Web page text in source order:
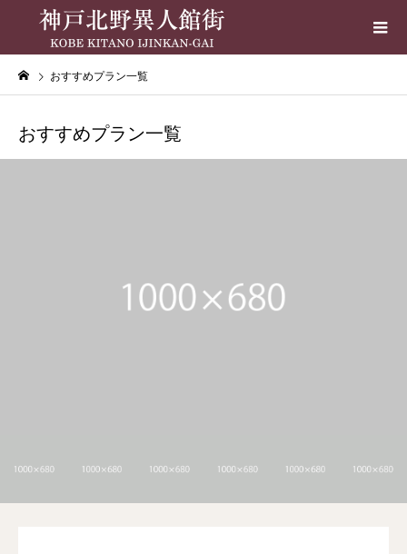
おすすめプラン一覧
おすすめプラン一覧